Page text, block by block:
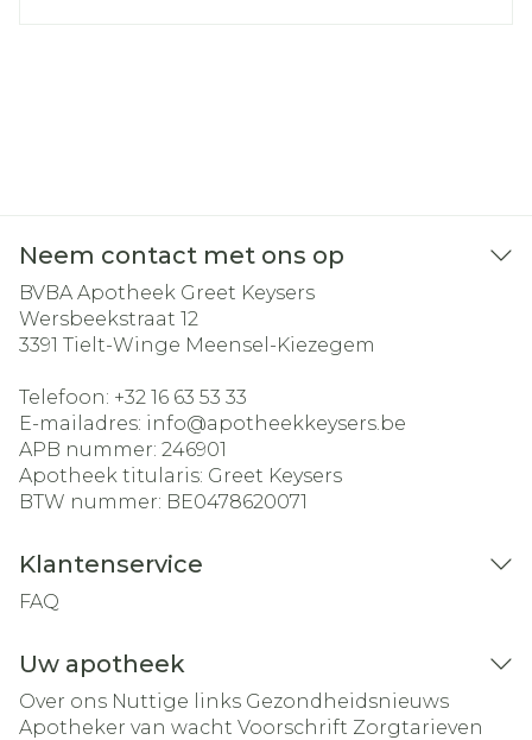
Neem contact met ons op
BVBA Apotheek Greet Keysers
Wersbeekstraat 12
3391 Tielt-Winge Meensel-Kiezegem
Telefoon: +32 16 63 53 33
E-mailadres: info@apotheekkeysers.be
APB nummer: 246901
Apotheek titularis: Greet Keysers
BTW nummer: BE0478620071
Klantenservice
FAQ
Uw apotheek
Over ons Nuttige links Gezondheidsnieuws
Apotheker van wacht Voorschrift Zorgtarieven